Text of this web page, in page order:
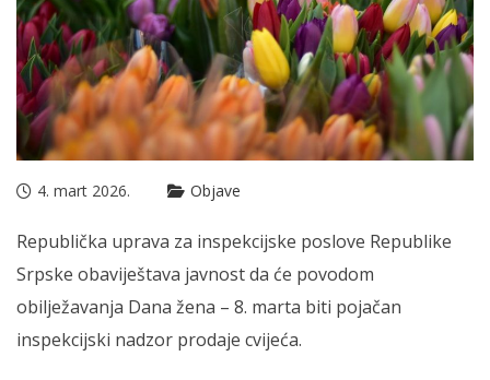
4. mart 2026. Objave
Republička uprava za inspekcijske poslove Republike
Srpske obaviještava javnost da će povodom
obilježavanja Dana žena – 8. marta biti pojačan
inspekcijski nadzor prodaje cvijeća.